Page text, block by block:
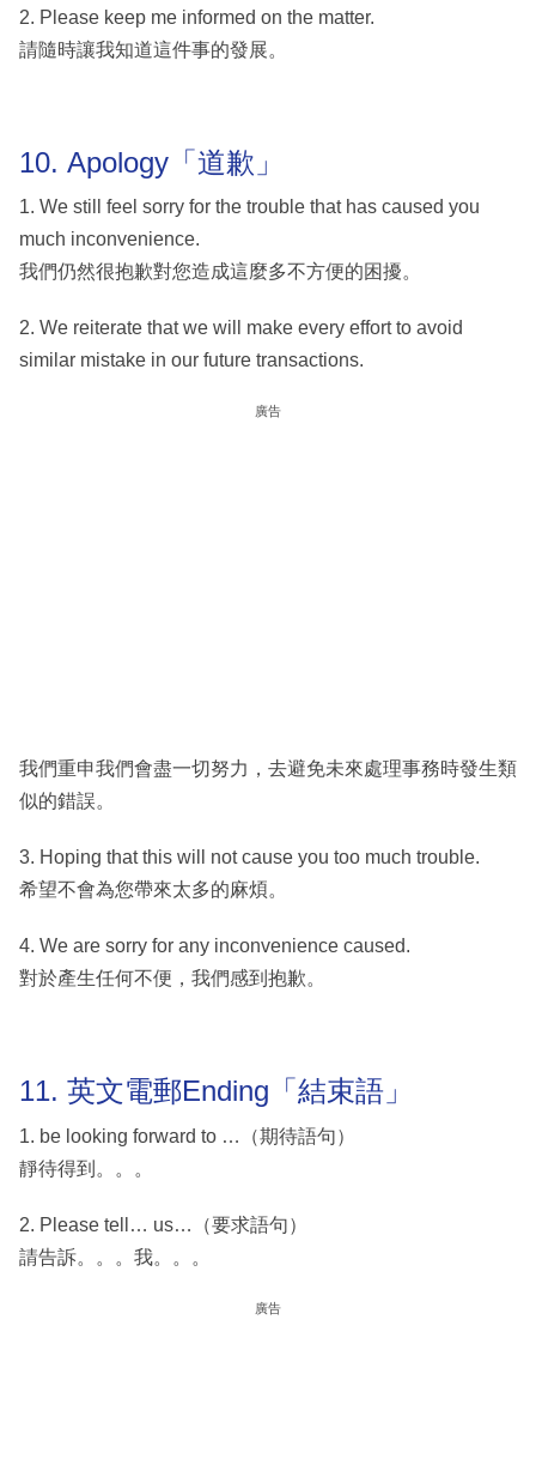
2. Please keep me informed on the matter.
請隨時讓我知道這件事的發展。
10. Apology「道歉」
1. We still feel sorry for the trouble that has caused you
much inconvenience.
我們仍然很抱歉對您造成這麼多不方便的困擾。
2. We reiterate that we will make every effort to avoid
similar mistake in our future transactions.
廣告
我們重申我們會盡一切努力，去避免未來處理事務時發生類
似的錯誤。
3. Hoping that this will not cause you too much trouble.
希望不會為您帶來太多的麻煩。
4. We are sorry for any inconvenience caused.
對於產生任何不便，我們感到抱歉。
11. 英文電郵Ending「結束語」
1. be looking forward to …（期待語句）
靜待得到。。。
2. Please tell… us…（要求語句）
請告訴。。。我。。。
廣告